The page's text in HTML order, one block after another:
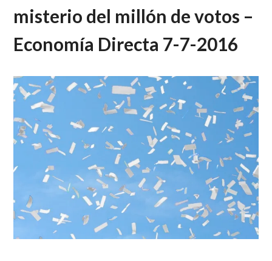
misterio del millón de votos –
Economía Directa 7-7-2016